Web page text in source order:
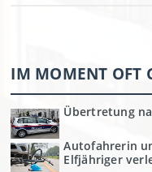
IM MOMENT OFT
Übertretung
Autofahrerin
Elfjähriger